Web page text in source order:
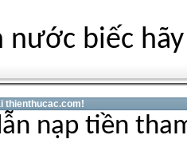
nước biếc
thienthucac.com!
nạp tiền